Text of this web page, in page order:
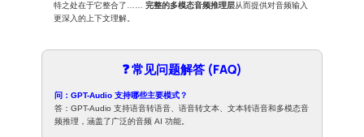
特之处在于它整合了……完整的多模态音频推理层从而提供对音频输入
更深入的上下文理解。
❓ 常见问题解答 (FAQ)
问：GPT-Audio 支持哪些主要模式？
答：GPT-Audio 支持语音转语音、语音转文本、文本转语音和多模态音
频推理，涵盖了广泛的音频 AI 功能。